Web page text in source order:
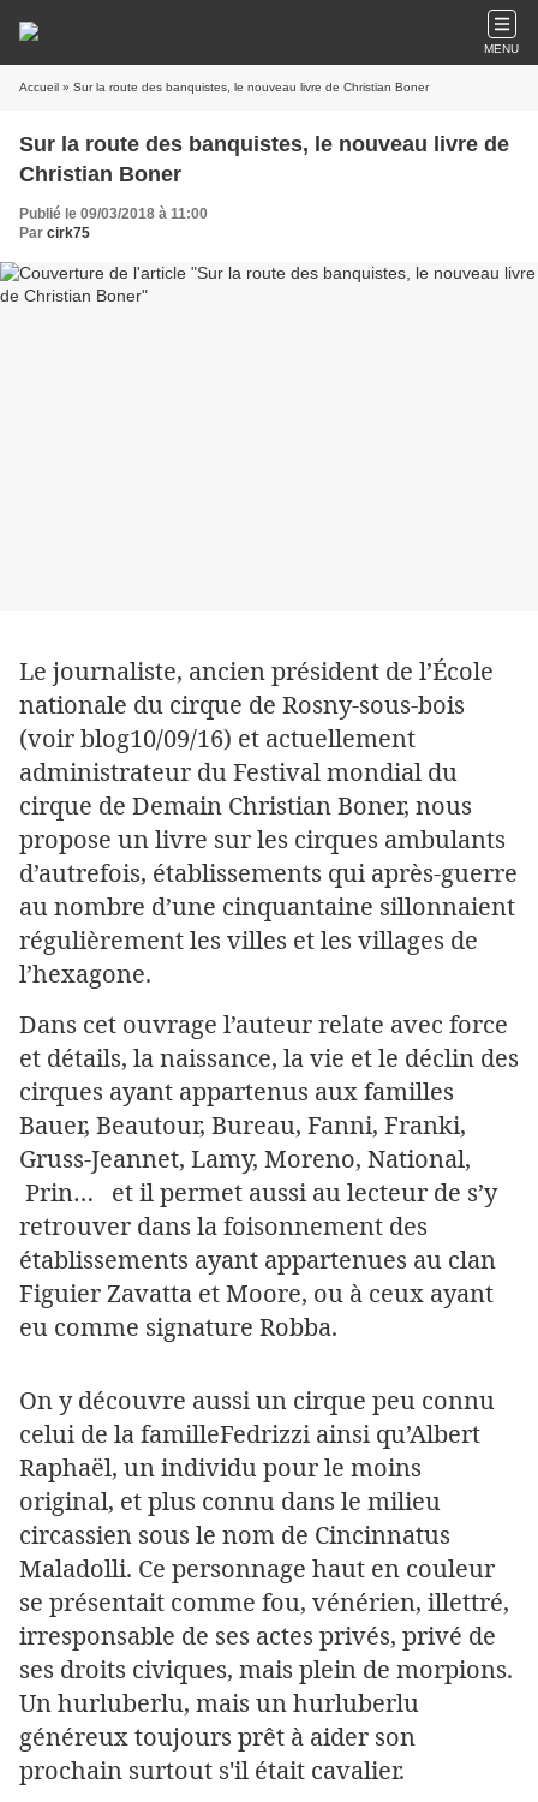
MENU
Accueil » Sur la route des banquistes, le nouveau livre de Christian Boner
Sur la route des banquistes, le nouveau livre de
Christian Boner
Publié le 09/03/2018 à 11:00
Par cirk75
Le journaliste, ancien président de l’École
nationale du cirque de Rosny-sous-bois
(voir blog10/09/16) et actuellement
administrateur du Festival mondial du
cirque de Demain Christian Boner, nous
propose un livre sur les cirques ambulants
d’autrefois, établissements qui après-guerre
au nombre d’une cinquantaine sillonnaient
régulièrement les villes et les villages de
l’hexagone.
Dans cet ouvrage l’auteur relate avec force
et détails, la naissance, la vie et le déclin des
cirques ayant appartenus aux familles
Bauer, Beautour, Bureau, Fanni, Franki,
Gruss-Jeannet, Lamy, Moreno, National,
Prin… et il permet aussi au lecteur de s’y
retrouver dans la foisonnement des
établissements ayant appartenues au clan
Figuier Zavatta et Moore, ou à ceux ayant
eu comme signature Robba.
On y découvre aussi un cirque peu connu
celui de la familleFedrizzi ainsi qu’Albert
Raphaël, un individu pour le moins
original, et plus connu dans le milieu
circassien sous le nom de Cincinnatus
Maladolli. Ce personnage haut en couleur
se présentait comme fou, vénérien, illettré,
irresponsable de ses actes privés, privé de
ses droits civiques, mais plein de morpions.
Un hurluberlu, mais un hurluberlu
généreux toujours prêt à aider son
prochain surtout s'il était cavalier.